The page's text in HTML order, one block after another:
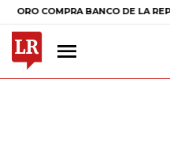
COMPRA BANCO DE LA REPÚBLICA